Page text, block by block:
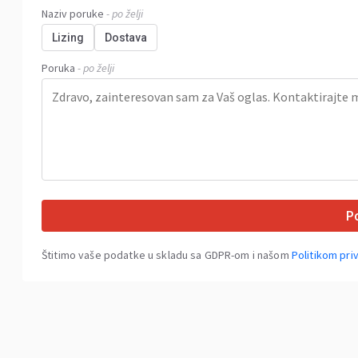
Naziv poruke - po želji
Lizing Dostava
Poruka - po želji
Štitimo vaše podatke u skladu sa GDPR-om i našom Politikom